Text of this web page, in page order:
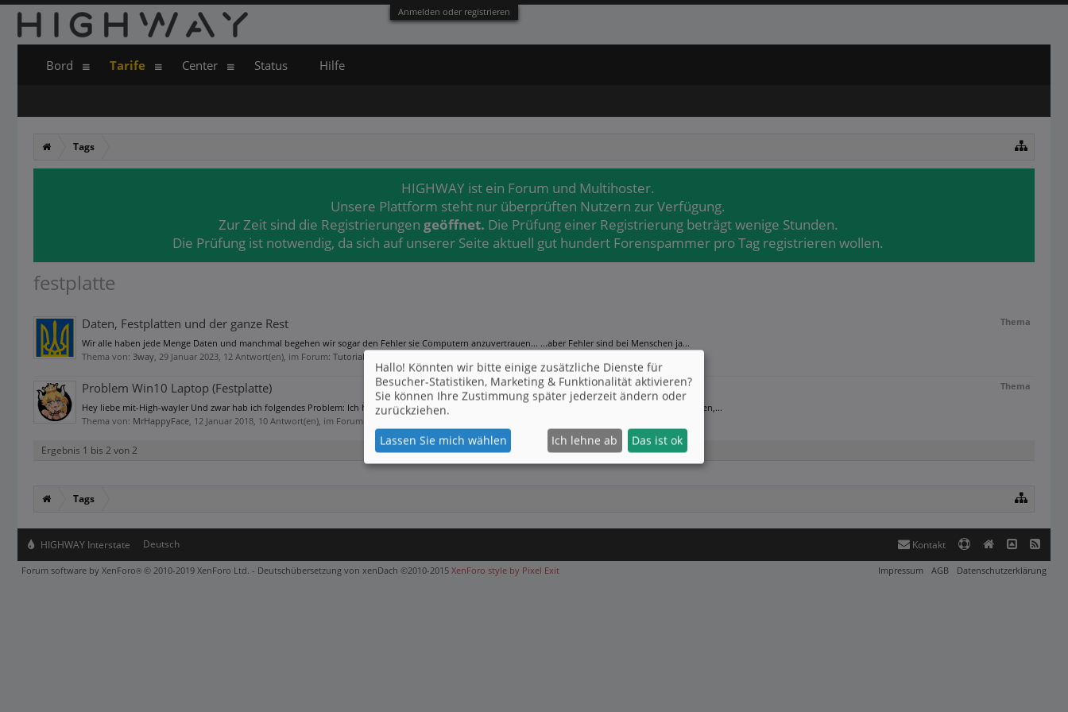
Anmelden oder registrieren
Tags
HIGHWAY ist ein Forum und Multihoster.
Unsere Plattform steht nur überprüften Nutzern zur Verfügung.
Zur Zeit sind die Registrierungen geöffnet. Die Prüfung einer Registrierung beträgt wenige Stunden.
Die Prüfung ist notwendig, da sich auf unserer Seite aktuell gut hundert Forenspammer pro Tag registrieren wollen.
festplatte
Thema
Daten, Festplatten und der ganze Rest
Wir alle haben jede Menge Daten und manchmal begehen wir sogar den Fehler sie Computern anzuvertrauen... ...aber Fehler sind bei Menschen ja...
Thema von: 3way, 29 Januar 2023, 12 Antwort(en), im Forum: Tutorials
Thema
Problem Win10 Laptop (Festplatte)
Hey liebe mit-High-wayler Und zwar hab ich folgendes Problem: Ich habe gestern Abend meinen Laptop handelsüblich über dass Menü heruntergefahren,...
Thema von: MrHappyFace, 12 Januar 2018, 10 Antwort(en), im Forum:
Ergebnis 1 bis 2 von 2
Tags
Bord Tarife Center Status Hilfe
HIGHWAY Interstate Deutsch Kontakt
Impressum AGB Datenschutzerklärung
Forum software by XenForo® © 2010-2019 XenForo Ltd. - Deutschübersetzung von xenDach ©2010-2015 XenForo style by Pixel Exit
Hallo! Könnten wir bitte einige zusätzliche Dienste für
Besucher-Statistiken, Marketing & Funktionalität aktivieren?
Sie können Ihre Zustimmung später jederzeit ändern oder
zurückziehen.
Lassen Sie mich wählen Ich lehne ab Das ist ok